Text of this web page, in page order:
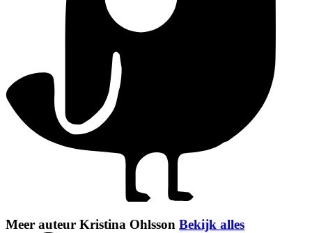
Meer auteur Kristina Ohlsson Bekijk alles